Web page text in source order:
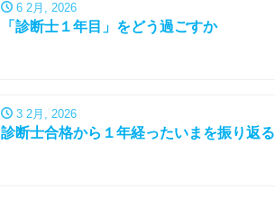
6 2月, 2026
「診断士１年目」をどう過ごすか
3 2月, 2026
診断士合格から１年経ったいまを振り返る